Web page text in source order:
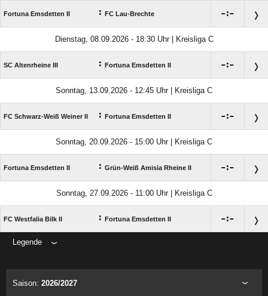
Fortuna Emsdetten II : FC Lau-Brechte :
Dienstag, 08.09.2026 - 18:30 Uhr | Kreisliga C
SC Altenrheine III : Fortuna Emsdetten II :
Sonntag, 13.09.2026 - 12:45 Uhr | Kreisliga C
FC Schwarz-Weiß Weiner II : Fortuna Emsdetten II :
Sonntag, 20.09.2026 - 15:00 Uhr | Kreisliga C
Fortuna Emsdetten II : Grün-Weiß Amisia Rheine II :
Sonntag, 27.09.2026 - 11:00 Uhr | Kreisliga C
FC Westfalia Bilk II : Fortuna Emsdetten II :
Legende
Saison: 2026/2027